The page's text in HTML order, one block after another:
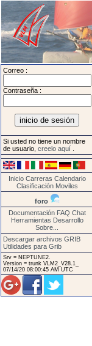
Correo :
Contraseña :
Si usted no tiene un nombre
de usuario, creelo aquí
Inicio Carreras Calendario
Clasificación Moviles
foro
Documentación FAQ Chat
Herramientas Desarrollo
Sobre...
Descargar archivos GRIB
Utilidades para Grib
Srv = NEPTUNE2.
Version = trunk VLM2_V28.1_
07/14/20 08:00:45 AM UTC